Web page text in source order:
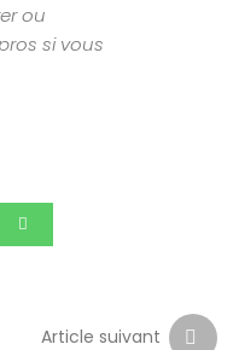
ou
si vous
Article suivant